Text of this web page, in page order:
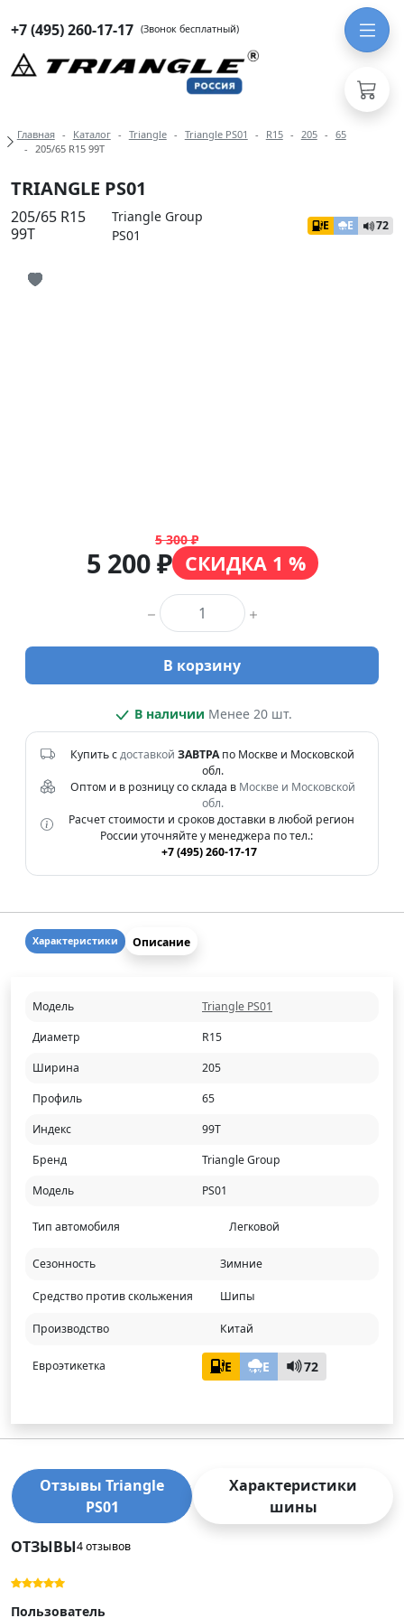
+7 (495) 260-17-17 (Звонок бесплатный)
Навигация по разделам модели
Главная Каталог Triangle Triangle PS01 R15 205
65
205/65 R15 99T
TRIANGLE PS01
205/65 R15
99T
Triangle Group
PS01
E E 72
5 300 ₽
5 200 ₽ СКИДКА 1 %
Количество товара
В корзину
В наличии Менее 20 шт.
Купить сдоставкой ЗАВТРАпо Москве и Московской
обл.
Оптом и в розницу со склада в Москве и Московской
обл.
Расчет стоимости и сроков доставки в любой регион
России уточняйте у менеджера по тел.:
+7 (495) 260-17-17
Характеристики Описание
Модель
Triangle PS01
Диаметр
R15
Ширина
205
Профиль
65
Индекс
99T
Бренд
Triangle Group
Модель
PS01
Тип автомобиля Легковой
Сезонность Зимние
Средство против скольжения Шипы
Производство Китай
Евроэтикетка E E 72
Отзывы Triangle
PS01
Характеристики
шины
ОТЗЫВЫ4 отзывов
Пользователь